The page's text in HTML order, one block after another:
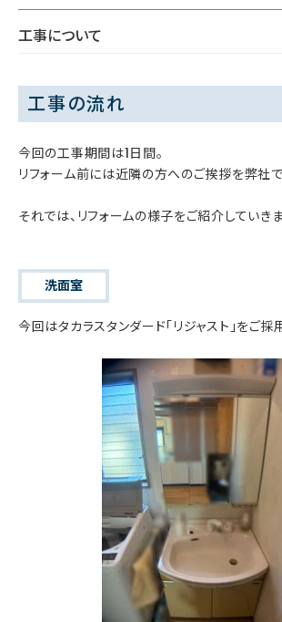
工事について
工事の流れ
今回の工事期間は1日間。
リフォーム前には近隣の方へのご挨拶を弊社で
それでは、リフォームの様子をご紹介していきま
洗面室
今回はタカラスタンダード「リジャスト」をご採